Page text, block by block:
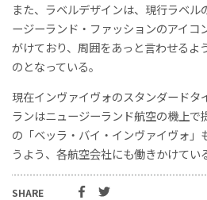
また、ラベルデザインは、現行ラベル
ージーランド・ファッションのアイコ
がけており、周囲をあっと言わせるよ
のとなっている。
現在インヴァイヴォのスタンダードタ
ランはニュージーランド航空の機上で
の「ベッラ・バイ・インヴァイヴォ」
うよう、各航空会社にも働きかけてい
SHARE